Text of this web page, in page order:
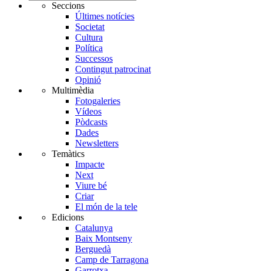
Seccions
Últimes notícies
Societat
Cultura
Política
Successos
Contingut patrocinat
Opinió
Multimèdia
Fotogaleries
Vídeos
Pòdcasts
Dades
Newsletters
Temàtics
Impacte
Next
Viure bé
Criar
El món de la tele
Edicions
Catalunya
Baix Montseny
Berguedà
Camp de Tarragona